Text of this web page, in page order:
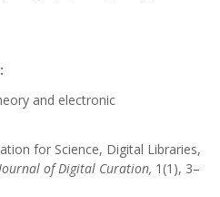
and electronic
for Science, Digital Libraries,
of Digital Curation, 1(1), 3–